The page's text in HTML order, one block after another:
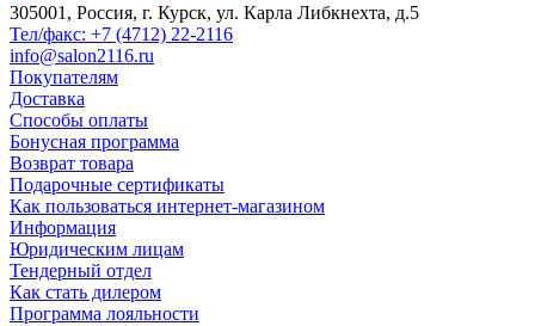
305001, Россия, г. Курск, ул. Карла Либкнехта, д.5
Тел/факс: +7 (4712) 22-2116
info@salon2116.ru
Покупателям
Доставка
Способы оплаты
Бонусная программа
Возврат товара
Подарочные сертификаты
Как пользоваться интернет-магазином
Информация
Юридическим лицам
Тендерный отдел
Как стать дилером
Программа лояльности